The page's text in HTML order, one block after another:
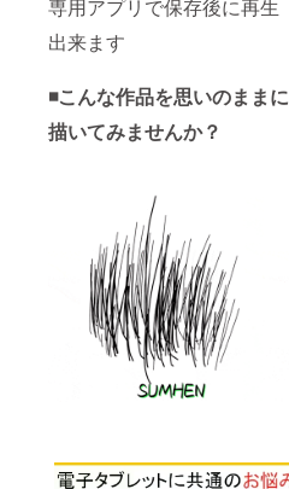
専用アプリで保存後に再生
出来ます
◾️こんな作品を思いのままに
描いてみませんか？